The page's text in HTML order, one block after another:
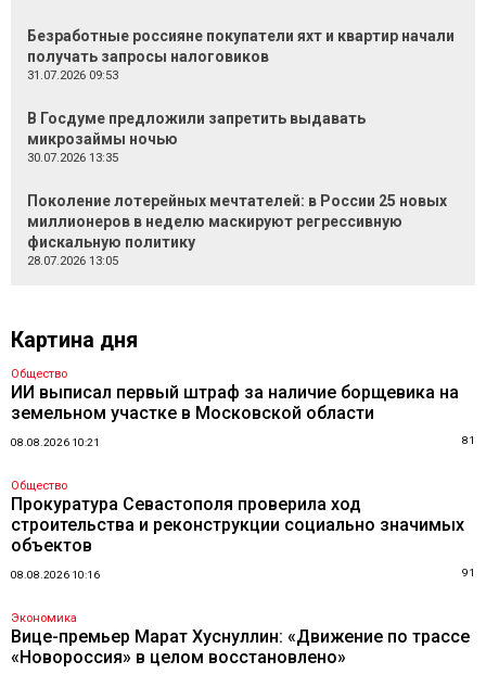
Безработные россияне покупатели яхт и квартир начали
получать запросы налоговиков
31.07.2026 09:53
В Госдуме предложили запретить выдавать
микрозаймы ночью
30.07.2026 13:35
Поколение лотерейных мечтателей: в России 25 новых
миллионеров в неделю маскируют регрессивную
фискальную политику
28.07.2026 13:05
Картина дня
Общество
ИИ выписал первый штраф за наличие борщевика на
земельном участке в Московской области
08.08.2026 10:21 81
Общество
Прокуратура Севастополя проверила ход
строительства и реконструкции социально значимых
объектов
08.08.2026 10:16 91
Экономика
Вице-премьер Марат Хуснуллин: «Движение по трассе
«Новороссия» в целом восстановлено»